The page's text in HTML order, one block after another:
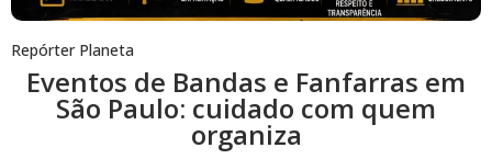
Repórter Planeta
Eventos de Bandas e Fanfarras em
São Paulo: cuidado com quem
organiza